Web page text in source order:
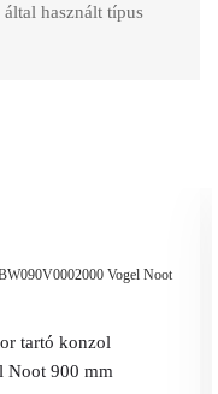
használt típus
Vogel Noot
tartó konzol
Noot 900 mm